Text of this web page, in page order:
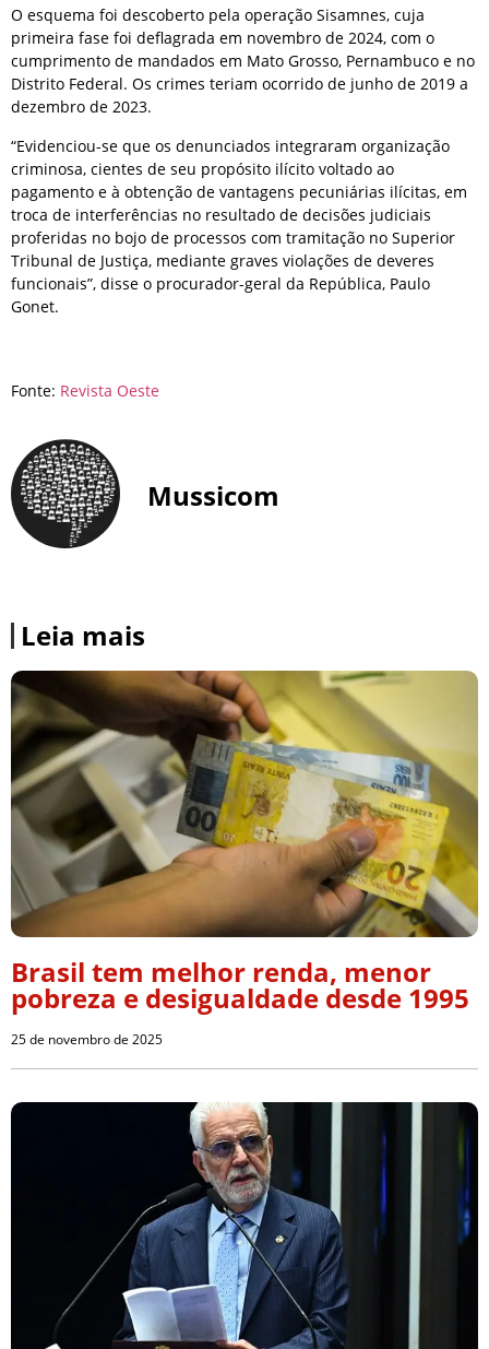
O esquema foi descoberto pela operação Sisamnes, cuja
primeira fase foi deflagrada em novembro de 2024, com o
cumprimento de mandados em Mato Grosso, Pernambuco e no
Distrito Federal. Os crimes teriam ocorrido de junho de 2019 a
dezembro de 2023.
“Evidenciou-se que os denunciados integraram organização
criminosa, cientes de seu propósito ilícito voltado ao
pagamento e à obtenção de vantagens pecuniárias ilícitas, em
troca de interferências no resultado de decisões judiciais
proferidas no bojo de processos com tramitação no Superior
Tribunal de Justiça, mediante graves violações de deveres
funcionais”, disse o procurador-geral da República, Paulo
Gonet.
Fonte: Revista Oeste
Mussicom
Leia mais
Brasil tem melhor renda, menor
pobreza e desigualdade desde 1995
25 de novembro de 2025